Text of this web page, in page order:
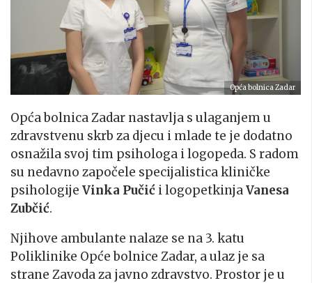
Opća bolnica Zadar
Opća bolnica Zadar nastavlja s ulaganjem u
zdravstvenu skrb za djecu i mlade te je dodatno
osnažila svoj tim psihologa i logopeda. S radom
su nedavno započele specijalistica kliničke
psihologije Vinka Pučić i logopetkinjaVanesa
Zubčić.
Njihove ambulante nalaze se na 3. katu
Poliklinike Opće bolnice Zadar, a ulaz je sa
strane Zavoda za javno zdravstvo. Prostor je u